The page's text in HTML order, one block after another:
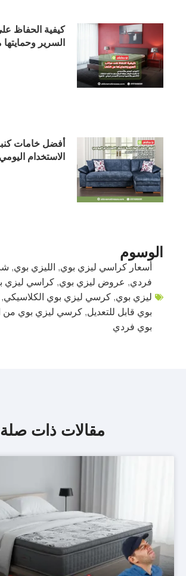
كيفية الحفاظ
السرير
أفضل خامات
الاستخدام اليومي
الوسوم
أسعار كراسي ليزي بوي, الليزي بوي,
فردي, عروض ليزي بوي, كراسي ليزي
ليزي بوي, كرسي ليزي بوي الكلاسيكي,
بوي قابل للتعديل, كرسي ليزي بوي من
بوي فردي
مقالات ذات صلة